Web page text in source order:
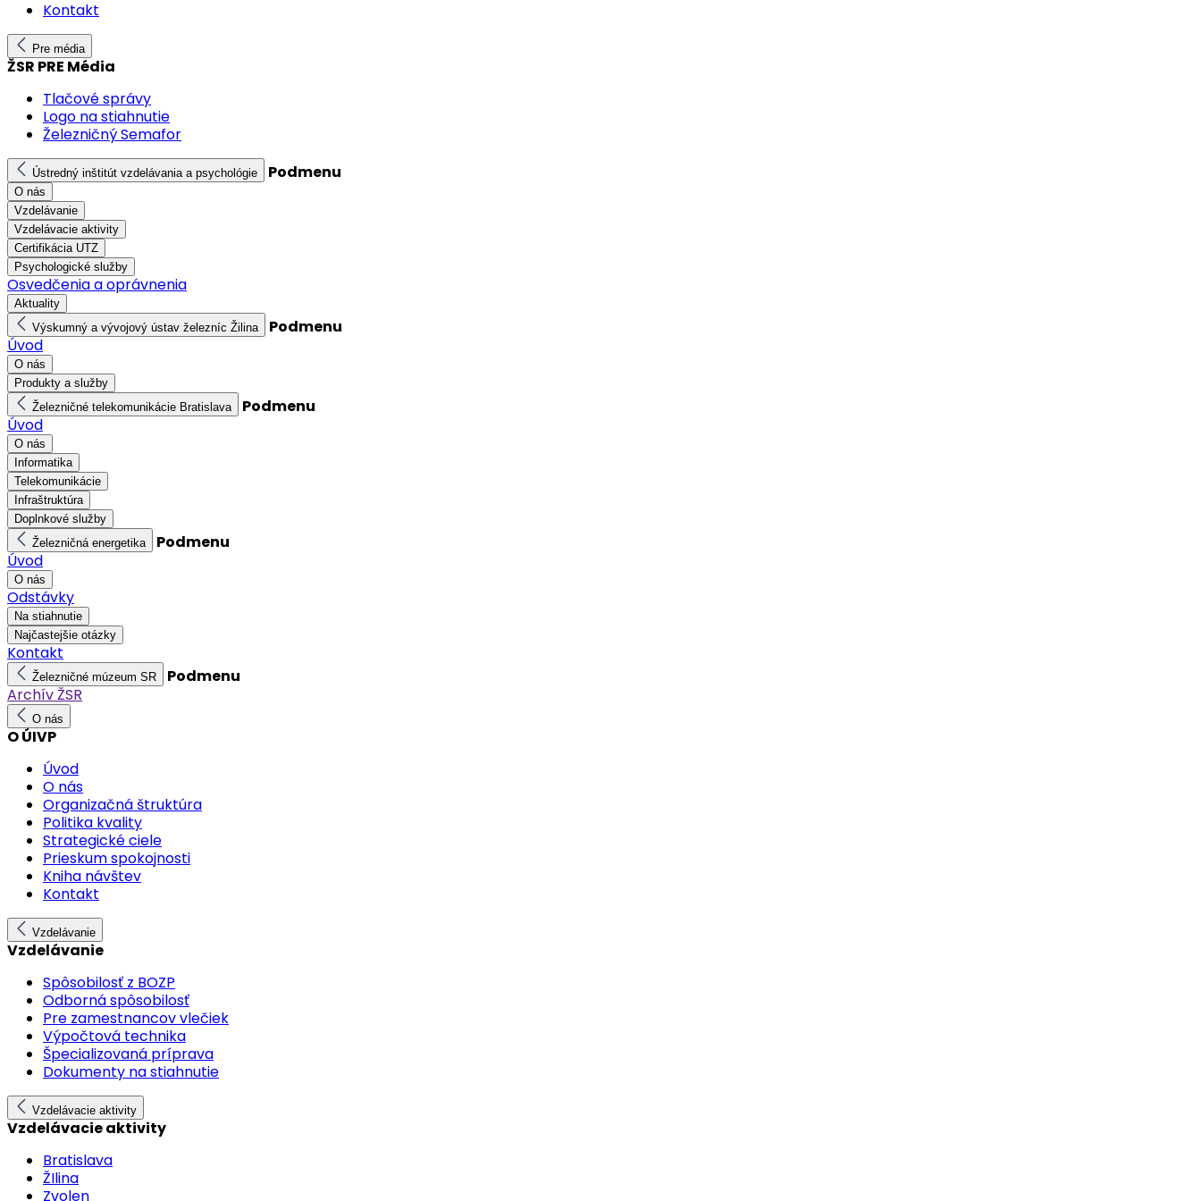
Kontakt
Pre média
ŽSR PRE Média
Tlačové správy
Logo na stiahnutie
Železničný Semafor
Ústredný inštitút vzdelávania a psychológie Podmenu
O nás
Vzdelávanie
Vzdelávacie aktivity
Certifikácia UTZ
Psychologické služby
Osvedčenia a oprávnenia
Aktuality
Výskumný a vývojový ústav železníc Žilina
Podmenu
Úvod
O nás
Produkty a služby
Železničné telekomunikácie Bratislava
Podmenu
Úvod
O nás
Informatika
Telekomunikácie
Infraštruktúra
Doplnkové služby
Železničná energetika
Podmenu
Úvod
O nás
Odstávky
Na stiahnutie
Najčastejšie otázky
Kontakt
Železničné múzeum SR
Podmenu
Archív ŽSR
O nás
O ÚIVP
Úvod
O nás
Organizačná štruktúra
Politika kvality
Strategické ciele
Prieskum spokojnosti
Kniha návštev
Kontakt
Vzdelávanie
Vzdelávanie
Spôsobilosť z BOZP
Odborná spôsobilosť
Pre zamestnancov vlečiek
Výpočtová technika
Špecializovaná príprava
Dokumenty na stiahnutie
Vzdelávacie aktivity
Vzdelávacie aktivity
Bratislava
ŽIlina
Zvolen